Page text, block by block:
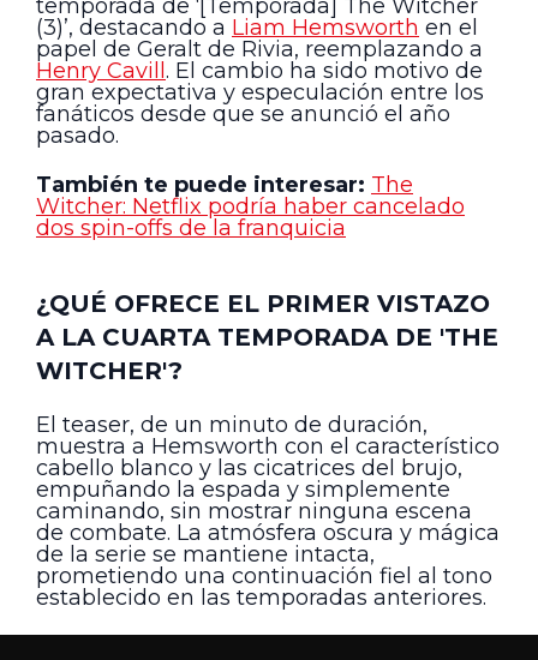
temporada de ‘[Temporada] The Witcher
(3)’, destacando a Liam Hemsworth en el
papel de Geralt de Rivia, reemplazando a
Henry Cavill . El cambio ha sido motivo de
gran expectativa y especulación entre los
fanáticos desde que se anunció el año
pasado.
También te puede interesar: The
Witcher: Netflix podría haber cancelado
dos spin-offs de la franquicia
¿QUÉ OFRECE EL PRIMER VISTAZO
A LA CUARTA TEMPORADA DE 'THE
WITCHER'?
El teaser, de un minuto de duración,
muestra a Hemsworth con el característico
cabello blanco y las cicatrices del brujo,
empuñando la espada y simplemente
caminando, sin mostrar ninguna escena
de combate. La atmósfera oscura y mágica
de la serie se mantiene intacta,
prometiendo una continuación fiel al tono
establecido en las temporadas anteriores.